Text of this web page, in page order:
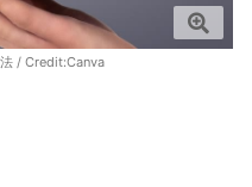
/ Credit:Canva